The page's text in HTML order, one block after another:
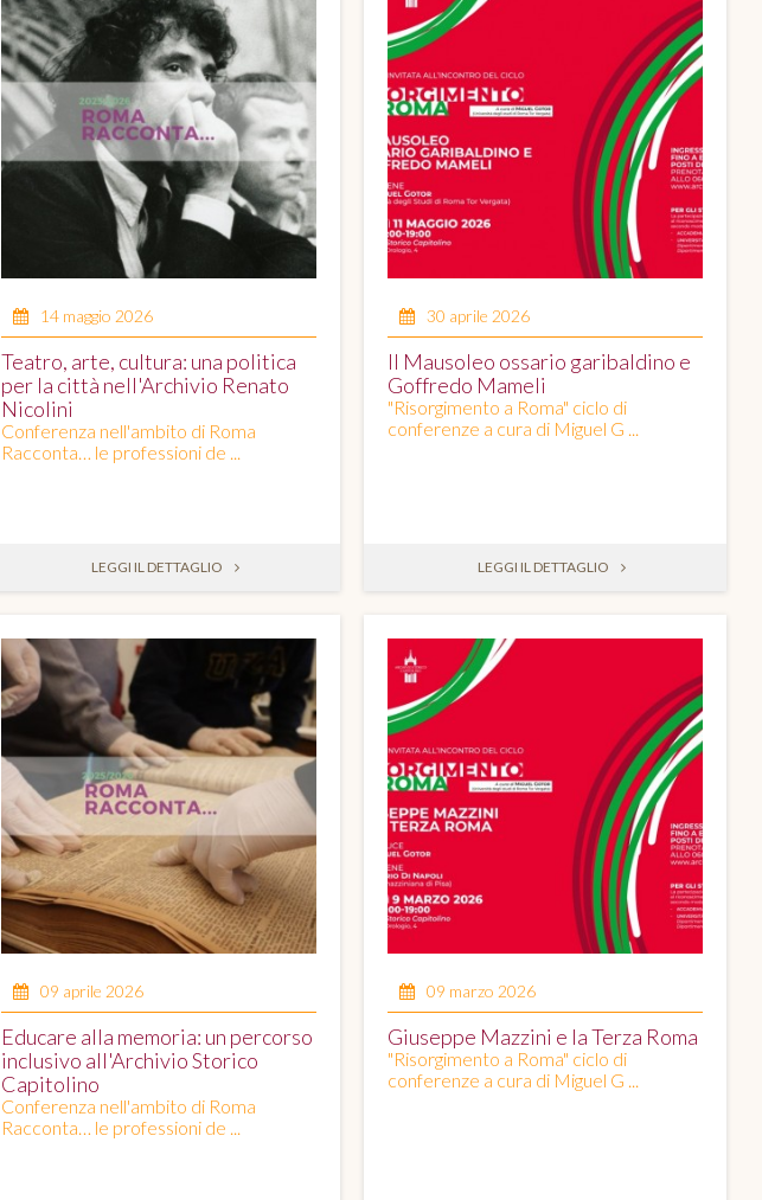
14 maggio 2026
Teatro, arte, cultura: una politica
per la città nell'Archivio Renato
Nicolini
Conferenza nell'ambito di Roma
Racconta… le professioni de ...
LEGGI IL DETTAGLIO
30 aprile 2026
Il Mausoleo ossario garibaldino e
Goffredo Mameli
"Risorgimento a Roma" ciclo di
conferenze a cura di Miguel G ...
LEGGI IL DETTAGLIO
09 aprile 2026
Educare alla memoria: un percorso
inclusivo all'Archivio Storico
Capitolino
Conferenza nell'ambito di Roma
Racconta… le professioni de ...
09 marzo 2026
Giuseppe Mazzini e la Terza Roma
"Risorgimento a Roma" ciclo di
conferenze a cura di Miguel G ...